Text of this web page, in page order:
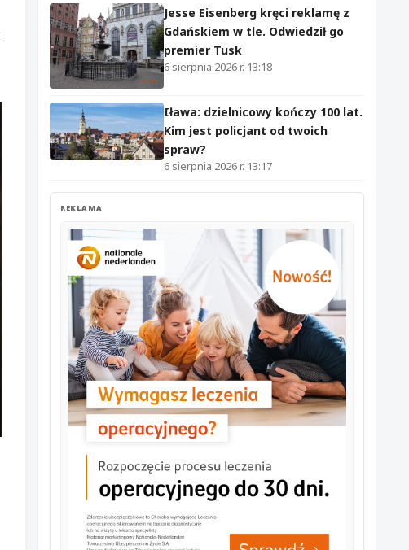
Jesse Eisenberg kręci reklamę z
Gdańskiem w tle. Odwiedził go
premier Tusk
6 sierpnia 2026 r. 13:18
Iława: dzielnicowy kończy 100 lat.
Kim jest policjant od twoich
spraw?
6 sierpnia 2026 r. 13:17
REKLAMA